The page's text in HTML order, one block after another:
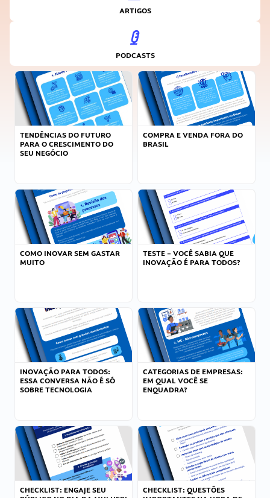
ARTIGOS
PODCASTS
TENDÊNCIAS DO FUTURO
PARA O CRESCIMENTO DO
SEU NEGÓCIO
COMPRA E VENDA FORA DO
BRASIL
COMO INOVAR SEM GASTAR
MUITO
TESTE – VOCÊ SABIA QUE
INOVAÇÃO É PARA TODOS?
INOVAÇÃO PARA TODOS:
ESSA CONVERSA NÃO É SÓ
SOBRE TECNOLOGIA
CATEGORIAS DE EMPRESAS:
EM QUAL VOCÊ SE
ENQUADRA?
CHECKLIST: ENGAJE SEU
CHECKLIST: QUESTÕES